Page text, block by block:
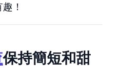
！
保持簡短和甜